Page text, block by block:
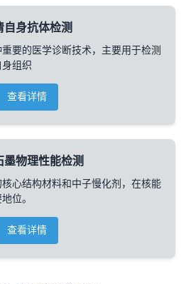
自身抗体检测
要的医学诊断技术，主要用于检测
组织
查看详情
墨物理性能检测
心结构材料和中子慢化剂，在核能
位。
查看详情